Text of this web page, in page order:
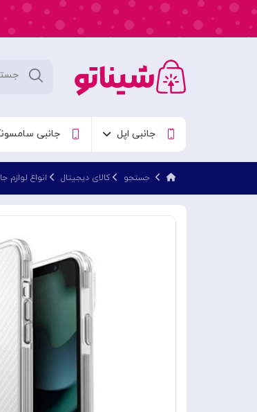
جانبی اپل جانبی
جستجو کالای دیجیتال انواع لوازم